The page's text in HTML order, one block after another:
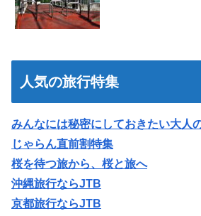
人気の旅行特集
みんなには秘密にしておきたい大人
じゃらん直前割特集
桜を待つ旅から、桜と旅へ
沖縄旅行ならJTB
京都旅行ならJTB